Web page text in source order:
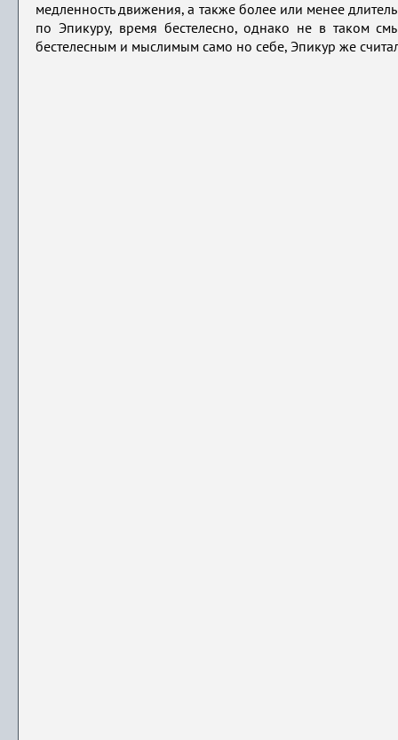
медленность движения, а также более или менее
по Эпикуру, время бестелесно, однако не в таком
бестелесным и мыслимым само но себе, Эпикур же